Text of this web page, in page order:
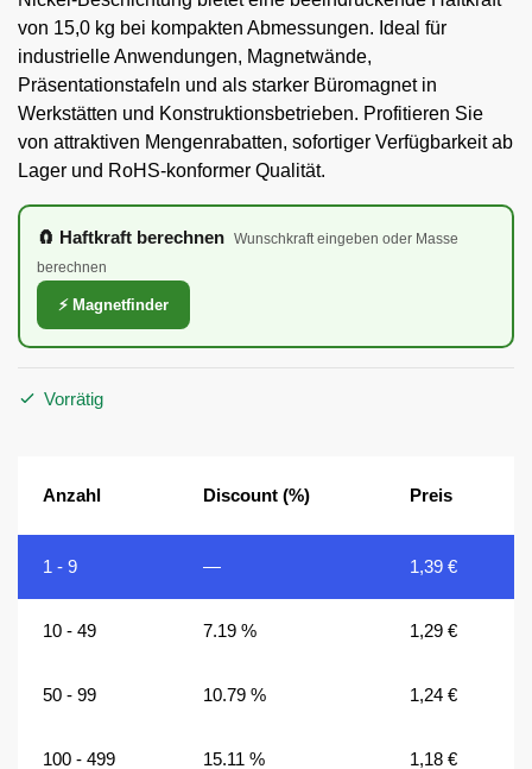
von 15,0 kg bei kompakten Abmessungen. Ideal für
industrielle Anwendungen, Magnetwände,
Präsentationstafeln und als starker Büromagnet in
Werkstätten und Konstruktionsbetrieben. Profitieren Sie
von attraktiven Mengenrabatten, sofortiger Verfügbarkeit ab
Lager und RoHS-konformer Qualität.
🧲 Haftkraft berechnen Wunschkraft eingeben oder Masse
berechnen
⚡ Magnetfinder
Vorrätig
Anzahl Discount (%) Preis
1 - 9 — 1,39€
10 - 49 7.19 % 1,29€
50 - 99 10.79 % 1,24€
100 - 499 15.11 % 1,18€